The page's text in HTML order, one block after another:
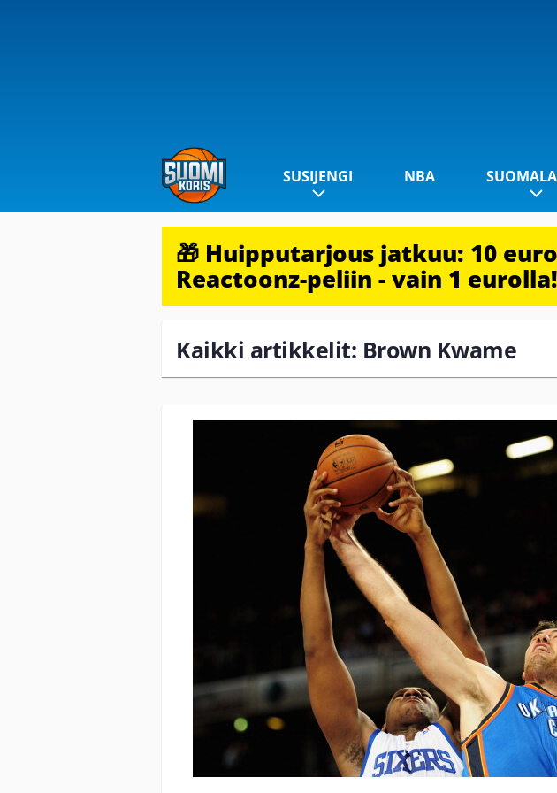
SUSIJENGI NBA
🎁 Huipputarjous jatkuu: 10
Reactoonz-peliin - vain 1 eurolla!
Kaikki artikkelit: Brown Kwame